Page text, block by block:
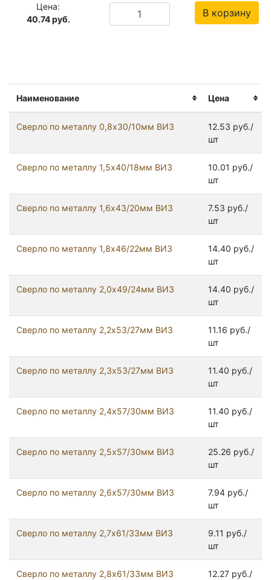
Наименование Цена
Сверло по металлу 0,8х30/10мм ВИЗ
12.53 руб./
шт
Сверло по металлу 1,5х40/18мм ВИЗ
10.01 руб./
шт
Сверло по металлу 1,6х43/20мм ВИЗ
7.53 руб./
шт
Сверло по металлу 1,8х46/22мм ВИЗ
14.40 руб./
шт
Сверло по металлу 2,0х49/24мм ВИЗ
14.40 руб./
шт
Сверло по металлу 2,2х53/27мм ВИЗ
11.16 руб./
шт
Сверло по металлу 2,3х53/27мм ВИЗ
11.40 руб./
шт
Сверло по металлу 2,4х57/30мм ВИЗ
11.40 руб./
шт
Сверло по металлу 2,5х57/30мм ВИЗ
25.26 руб./
шт
Сверло по металлу 2,6х57/30мм ВИЗ
7.94 руб./
шт
Сверло по металлу 2,7х61/33мм ВИЗ
9.11 руб./
шт
Сверло по металлу 2,8х61/33мм ВИЗ
12.27 руб./
Цена:
40.74руб.
В корзину